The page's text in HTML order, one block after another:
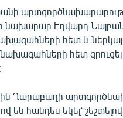
նախարար Էդվարդ
հետ և
հետ
Ղարաբաղի
են հանդես եկել՝